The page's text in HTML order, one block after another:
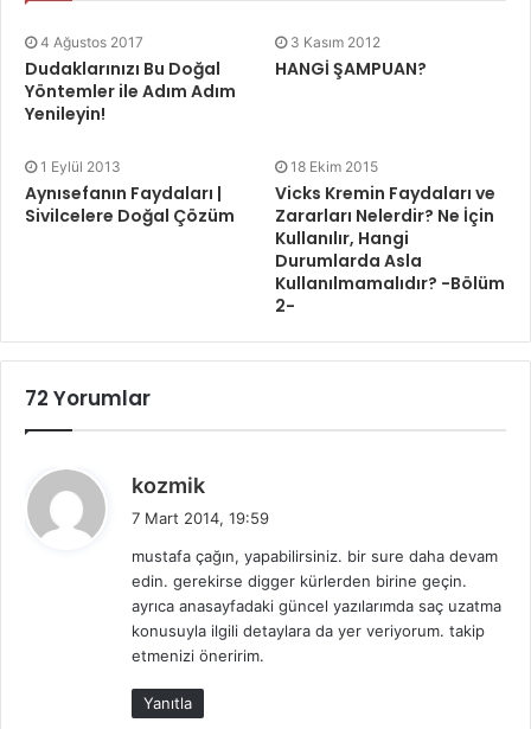
4 Ağustos 2017
Dudaklarınızı Bu Doğal
Yöntemler ile Adım Adım
Yenileyin!
3 Kasım 2012
HANGİ ŞAMPUAN?
1 Eylül 2013
Aynısefanın Faydaları |
Sivilcelere Doğal Çözüm
18 Ekim 2015
Vicks Kremin Faydaları ve
Zararları Nelerdir? Ne İçin
Kullanılır, Hangi
Durumlarda Asla
Kullanılmamalıdır? -Bölüm
2-
72 Yorumlar
kozmik
i
k
i
7 Mart 2014, 19:59
mustafa çağın, yapabilirsiniz. bir sure daha devam
edin. gerekirse digger kürlerden birine geçin.
ayrıca anasayfadaki güncel yazılarımda saç uzatma
konusuyla ilgili detaylara da yer veriyorum. takip
etmenizi öneririm.
Yanıtla